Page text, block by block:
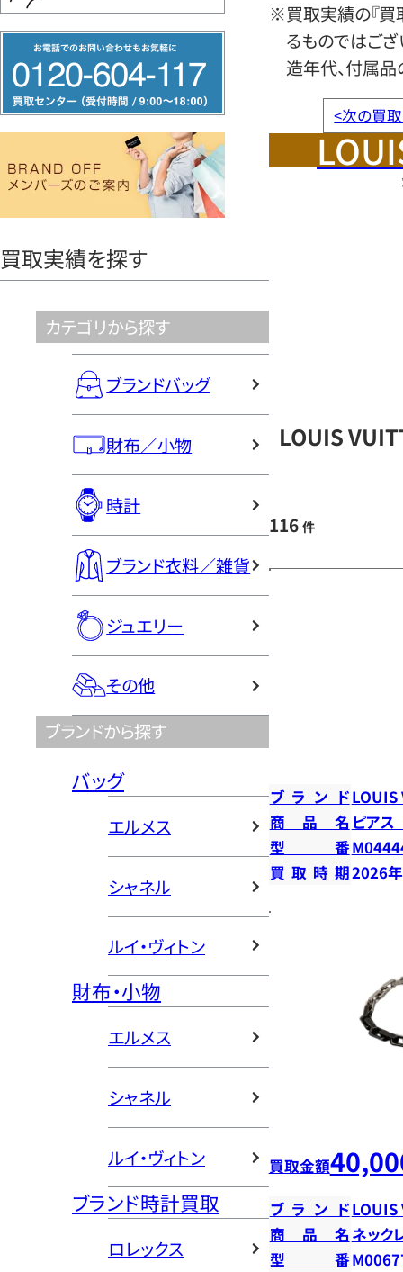
リ
ー
ヤ
買取実績を探す
カテゴリから探す
ブランドバッグ
財布／小物
時計
ブランド衣料／雑貨
ジュエリー
その他
ブランドから探す
バッグ
エルメス
シャネル
ルイ・ヴィトン
財布・小物
エルメス
シャネル
ルイ・ヴィトン
ブランド時計買取
ロレックス
※買取実績の『買
るものではござ
造年代、付属品
<次の買
LOUIS
116 件
ブランドLOUIS
商品名 ピアス
型番
買取時期2026
買取金額
ブランドLOUIS
商品名 ネック
型番